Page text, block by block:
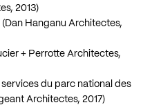
2013)
Hanganu Architectes,
+ Perrotte Architectes,
du parc national des
Architectes, 2017)